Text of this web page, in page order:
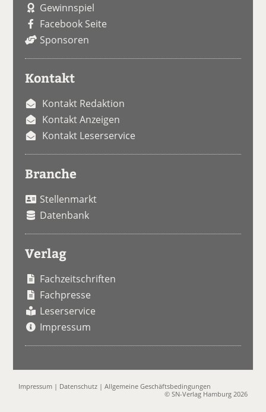
Gewinnspiel
Facebook Seite
Sponsoren
Kontakt
Kontakt Redaktion
Kontakt Anzeigen
Kontakt Leserservice
Branche
Stellenmarkt
Datenbank
Verlag
Fachzeitschriften
Fachpresse
Leserservice
Impressum
Impressum | Datenschutz |Allgemeine Geschäftsbedingungen
© SN-Verlag Hamburg 2026